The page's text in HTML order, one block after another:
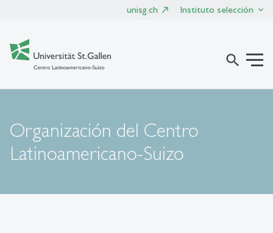
unisg.ch Instituto selección
search
Organización del Centro
Latinoamericano-Suizo